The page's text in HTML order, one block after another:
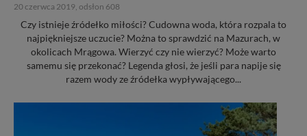
20 czerwca 2019 , odsłon 608
Czy istnieje źródełko miłości? Cudowna woda, która rozpala to
najpiękniejsze uczucie? Można to sprawdzić na Mazurach, w
okolicach Mrągowa. Wierzyć czy nie wierzyć? Może warto
samemu się przekonać? Legenda głosi, że jeśli para napije się
razem wody ze źródełka wypływającego...